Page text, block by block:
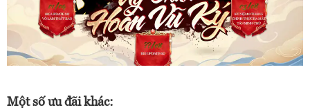
Một số ưu đãi khác: